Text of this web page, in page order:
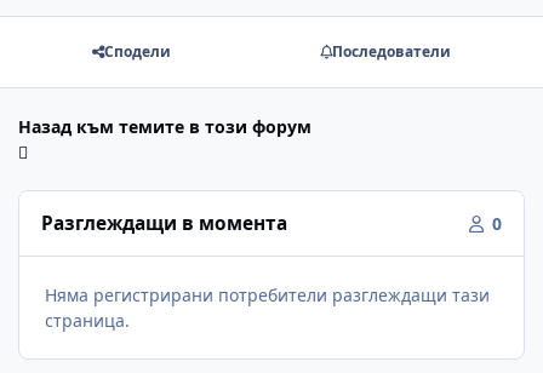
Сподели Последователи
Назад към темите в този форум
Разглеждащи в момента 0
Няма регистрирани потребители разглеждащи тази
страница.